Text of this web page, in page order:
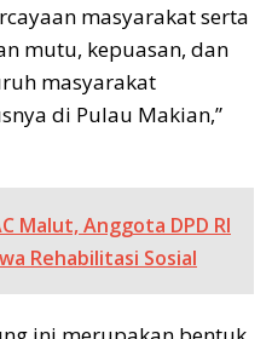
masyarakat serta
mutu, kepuasan, dan
masyarakat
di Pulau Makian,”
Malut, Anggota DPD RI
Rehabilitasi Sosial